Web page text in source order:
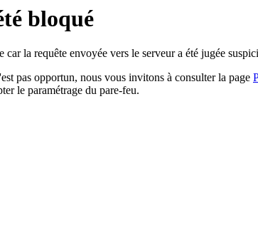
bloqué
la requête envoyée vers le serveur a été jugée
pas opportun, nous vous invitons à consulter la page
le paramétrage du pare-feu.